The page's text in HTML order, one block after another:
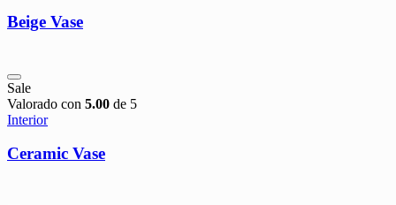
Beige Vase
Sale
Valorado con 5.00 de 5
Interior
Ceramic Vase